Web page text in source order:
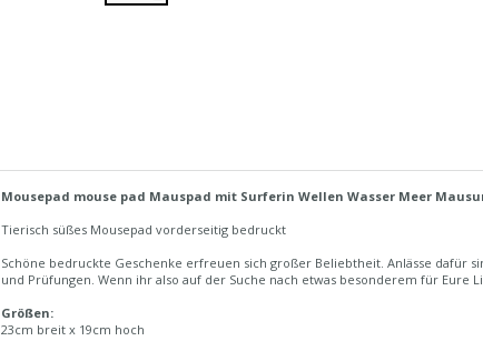
Mousepad mouse pad Mauspad mit Surferin Wellen Wasser Meer
Tierisch süßes Mousepad vorderseitig bedruckt
Schöne bedruckte Geschenke erfreuen sich großer Beliebtheit. Anlässe dafür
und Prüfungen. Wenn ihr also auf der Suche nach etwas besonderem für Eure
Größen:
23cm breit x 19cm hoch